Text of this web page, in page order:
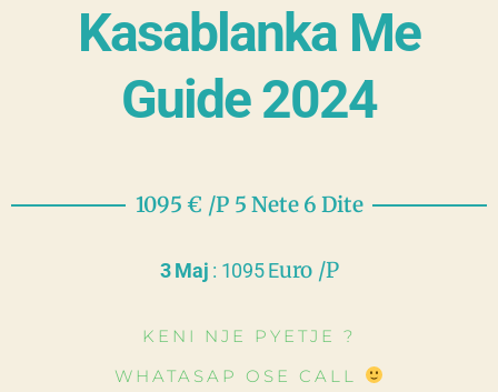
Kasablanka Me
Guide 2024
1095 € /P 5 Nete 6 Dite
3 Maj : 1095 Euro /P
KENI NJE PYETJE ?
WHATASAP OSE CALL